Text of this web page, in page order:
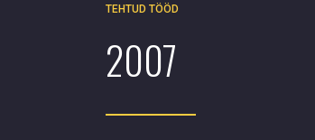
TEHTUD TÖÖD
2007